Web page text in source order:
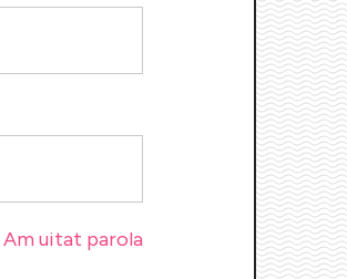
Am uitat parola